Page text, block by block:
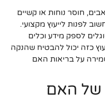
חוסר נוחות או קשיים
לפנות לייעוץ מקצועי.
לספק מידע וכלים
כזה יכול להבטיח שהנקה
על בריאות האם
של האם